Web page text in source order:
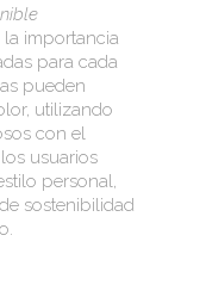
la importancia
para cada
pueden
utilizando
con el
usuarios
personal,
sostenibilidad